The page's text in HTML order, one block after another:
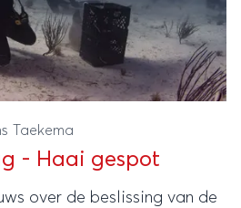
Taekema
- Haai gespot
over de beslissing van de